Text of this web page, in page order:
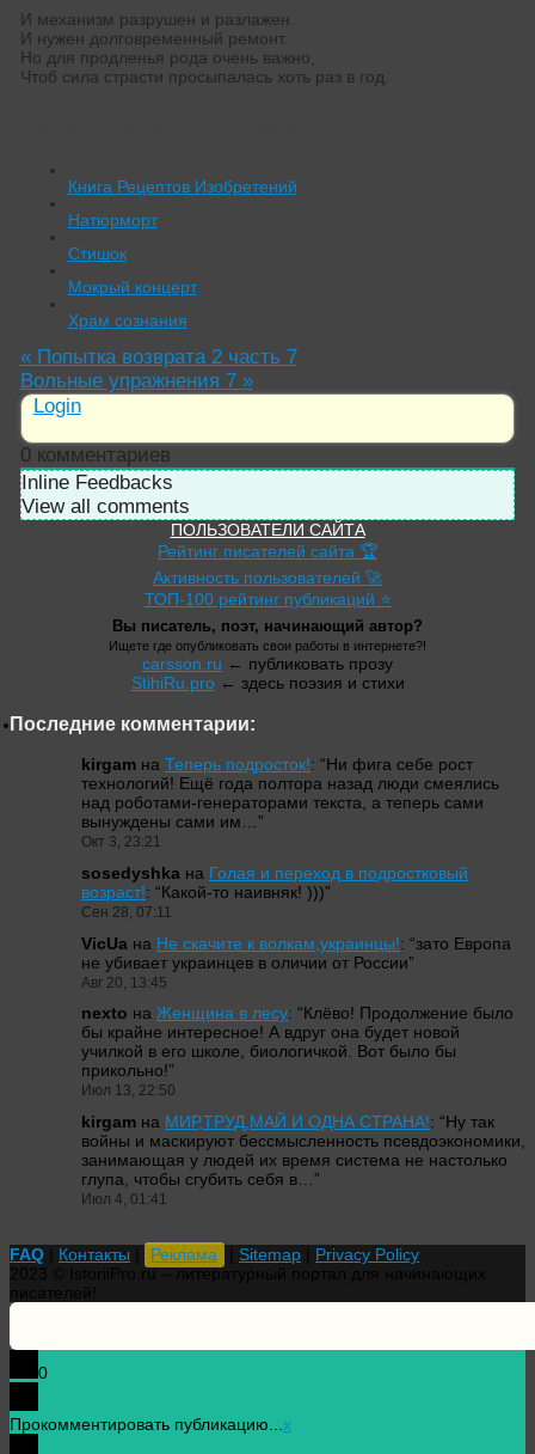
И механизм разрушен и разлажен.
И нужен долговременный ремонт.
Но для продленья рода очень важно,
Чтоб сила страсти просыпалась хоть раз в год.
Книга Рецептов Изобретений
Натюрморт
Стишок
Мокрый концерт
Храм сознания
«Попытка возврата 2 часть 7
Вольные упражнения 7 »
Login
0комментариев
Inline Feedbacks
View all comments
ПОЛЬЗОВАТЕЛИ САЙТА
Рейтинг писателей сайта 🏆
Активность пользователей 🚀
ТОП-100 рейтинг публикаций ⭐
Вы писатель, поэт, начинающий автор?
Ищете где опубликовать свои работы в интернете?!
carsson.ru ← публиковать прозу
StihiRu.pro ← здесь поэзия и стихи
Последние комментарии:
kirgam на Теперь подросток!: “Ни фига себе рост
технологий! Ещё года полтора назад люди смеялись
над роботами-генераторами текста, а теперь сами
вынуждены сами им… ”
Окт 3, 23:21
sosedyshka на Голая и переход в подростковый
возраст!: “Какой-то наивняк! )))”
Сен 28, 07:11
VicUa на Не скачите к волкам,украинцы!: “зато Европа
не убивает украинцев в оличии от России”
Авг 20, 13:45
nexto на Женщина в лесу: “Клёво! Продолжение было
бы крайне интересное! А вдруг она будет новой
училкой в его школе, биологичкой. Вот было бы
прикольно!”
Июл 13, 22:50
kirgam на МИР,ТРУД,МАЙ И ОДНА СТРАНА!: “Ну так
войны и маскируют бессмысленность псевдоэкономики,
занимающая у людей их время система не настолько
глупа, чтобы сгубить себя в… ”
Июл 4, 01:41
FAQ Контакты Реклама Sitemap
Privacy Policy
2023 © IstoriiPro.ru – литературный портал для начинающих
0
Прокомментировать публикацию... x